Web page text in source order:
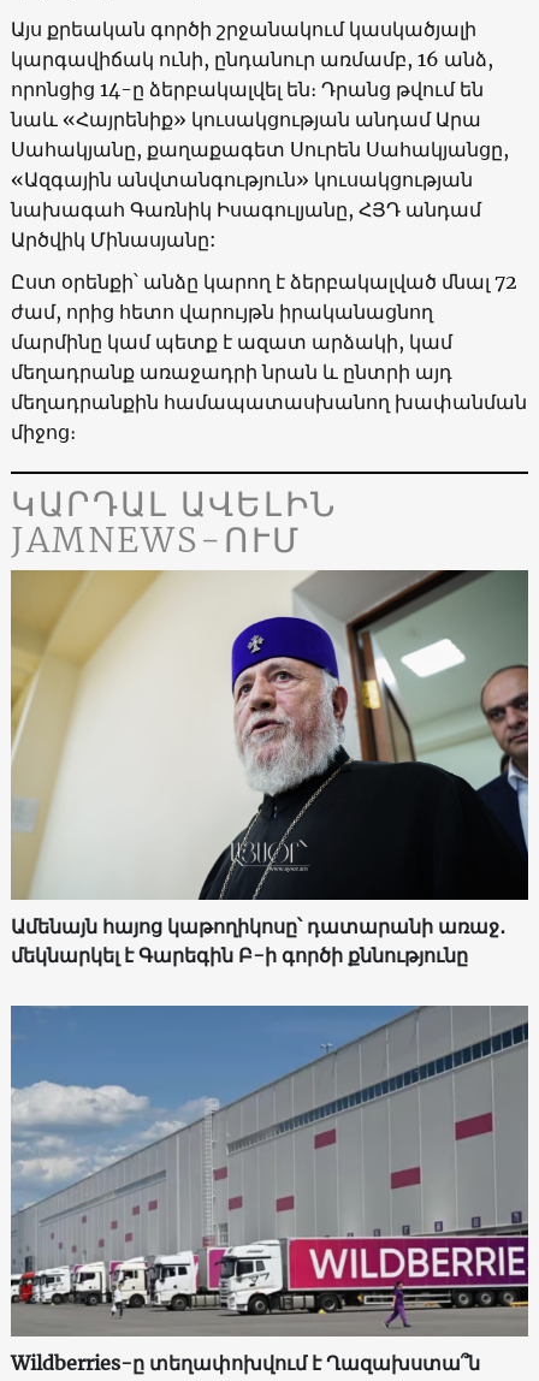
Այս քրեական գործի շրջանակում կասկածյալի
կարգավիճակ ունի, ընդանուր առմամբ, 16 անձ,
որոնցից 14-ը ձերբակալվել են։ Դրանց թվում են
նաև «Հայրենիք» կուսակցության անդամ Արա
Սահակյանը, քաղաքագետ Սուրեն Սահակյանցը,
«Ազգային անվտանգություն» կուսակցության
նախագահ Գառնիկ Իսագուլյանը, ՀՅԴ անդամ
Արծվիկ Մինասյանը:
Ըստ օրենքի՝ անձը կարող է ձերբակալված մնալ 72
ժամ, որից հետո վարույթն իրականացնող
մարմինը կամ պետք է ազատ արձակի, կամ
մեղադրանք առաջադրի նրան և ընտրի այդ
մեղադրանքին համապատասխանող խափանման
միջոց։
ԿԱՐԴԱԼ ԱՎԵԼԻՆ
JAMNEWS-ՈՒՄ
Ամենայն հայոց կաթողիկոսը՝ դատարանի առաջ․
մեկնարկել է Գարեգին Բ-ի գործի քննությունը
Wildberries-ը տեղափոխվում է Ղազախստա՞ն